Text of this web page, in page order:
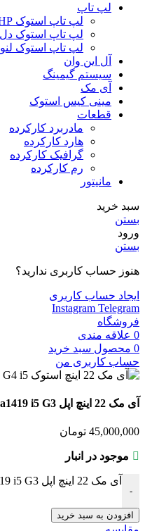
لپ تاپ
لپ تاپ استوک HP
لپ تاپ استوک دل
لپ تاپ استوک
آل این وان
سیستم گیمینگ
آی مک
مینی کیس استوک
قطعات
مادربرد کارکرده
هارد کارکرده
گرافیک کارکرده
رم کارکرده
مانیتور
سبد خرید
بستن
ورود
بستن
هنوز حساب کاربری ندارید؟
ایجاد حساب کاربری
Instagram Telegram
فروشگاه
0 علاقه مندی
0 محصول سبد خرید
حساب کاربری من
آی مک 22 اینچ اپل iMAC Slim a1419 i5 G3
45,000,000 تومان
موجود در انبار
-
آی مک 22 اینچ اپل iMAC Slim a1419 i5 G3 عدد
افزودن به سبد خرید